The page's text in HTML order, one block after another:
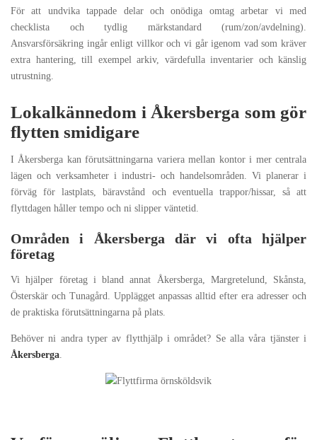
För att undvika tappade delar och onödiga omtag arbetar vi med
checklista och tydlig märkstandard (rum/zon/avdelning).
Ansvarsförsäkring ingår enligt villkor och vi går igenom vad som kräver
extra hantering, till exempel arkiv, värdefulla inventarier och känslig
utrustning.
Lokalkännedom i Åkersberga som gör
flytten smidigare
I Åkersberga kan förutsättningarna variera mellan kontor i mer centrala
lägen och verksamheter i industri- och handelsområden. Vi planerar i
förväg för lastplats, bäravstånd och eventuella trappor/hissar, så att
flyttdagen håller tempo och ni slipper väntetid.
Områden i Åkersberga där vi ofta hjälper
företag
Vi hjälper företag i bland annat Åkersberga, Margretelund, Skånsta,
Österskär och Tunagård. Upplägget anpassas alltid efter era adresser och
de praktiska förutsättningarna på plats.
Behöver ni andra typer av flytthjälp i området? Se alla våra tjänster i
Åkersberga